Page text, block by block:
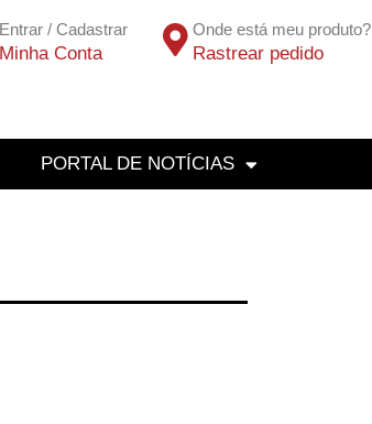
Entrar / Cadastrar
Minha Conta
Onde está meu produto?
Rastrear pedido
PORTAL DE NOTÍCIAS